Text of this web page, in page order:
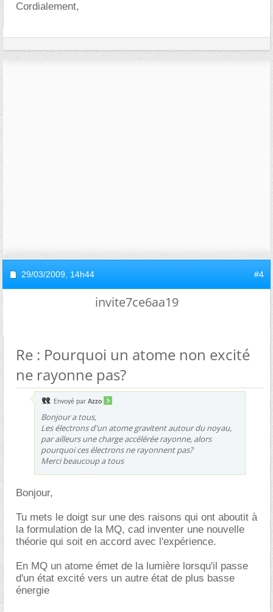
Cordialement,
29/03/2009, 14h44 #4
invite7ce6aa19
Re : Pourquoi un atome non excité
ne rayonne pas?
Envoyé par Azzo
Bonjour a tous,
Les électrons d'un atome gravitent autour du noyau,
par ailleurs une charge accélérée rayonne, alors
pourquoi ces électrons ne rayonnent pas?
Merci beaucoup a tous
Bonjour,
Tu mets le doigt sur une des raisons qui ont aboutit à
la formulation de la MQ, cad inventer une nouvelle
théorie qui soit en accord avec l'expérience.
En MQ un atome émet de la lumière lorsqu'il passe
d'un état excité vers un autre état de plus basse
énergie